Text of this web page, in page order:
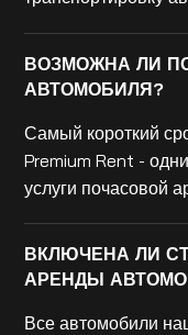
ВОЗМОЖНА ЛИ
АВТОМОБИЛЯ?
Самый короткий
Premium Rent -
услуги почасовой
ВКЛЮЧЕНА ЛИ
АРЕНДЫ
Все автомобили